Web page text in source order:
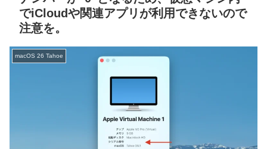
でiCloudや関連アプリが利用できないので
注意を。
macOS 26 Tahoe